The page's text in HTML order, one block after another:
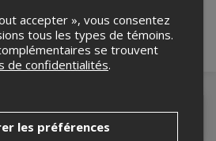
accepter », vous consentez
tous les types de témoins.
se trouvent
de confidentialités.
les préférences